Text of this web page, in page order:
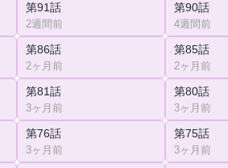
第91話
2週間前
第90話
4週間前
第86話
2ヶ月前
第85話
2ヶ月前
第81話
3ヶ月前
第80話
3ヶ月前
第76話
3ヶ月前
第75話
3ヶ月前